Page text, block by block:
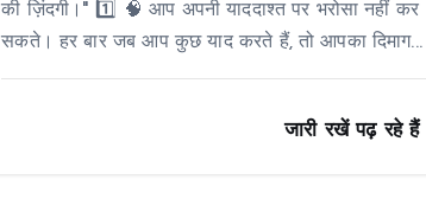
की ज़िंदगी।" 1️⃣ 🧠 आप अपनी याददाश्त पर भरोसा नहीं कर
सकते। हर बार जब आप कुछ याद करते हैं, तो आपका दिमाग...
जारी रखें पढ़ रहे हैं